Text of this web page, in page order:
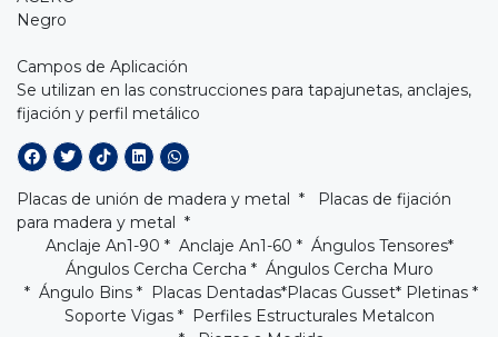
Negro
Campos de Aplicación
Se utilizan en las construcciones para tapajunetas, anclajes,
fijación y perfil metálico
Placas de unión de madera y metal * Placas de fijación
para madera y metal *
Anclaje An1-90 * Anclaje An1-60 * Ángulos Tensores*
Ángulos Cercha Cercha * Ángulos Cercha Muro
* Ángulo Bins * Placas Dentadas*Placas Gusset* Pletinas *
Soporte Vigas* Perfiles Estructurales Metalcon